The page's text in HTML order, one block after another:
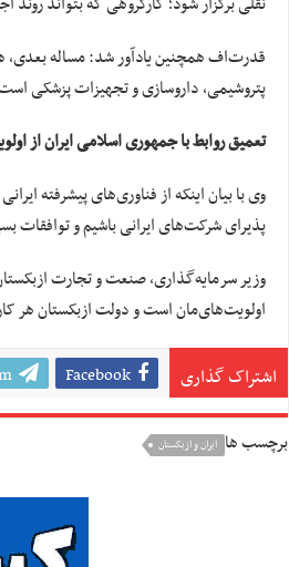
قدرت‌اف همچنین یادآور شد: مساله بعدی،
پتروشیمی، داروسازی و تجهیزات پزشکی
تعمیق روابط با جمهوری اسلامی ایران از
وی با بیان اینکه از فناوری‌های پیشرفته
پذیرای شرکت‌های ایرانی باشیم و
وزیر سرمایه‌گذاری، صنعت و تجارت
اولویت‌های‌مان است و دولت ازبکستان هر
اشتراک گذاری Facebook
برچسب ها ایران و ازبکستان